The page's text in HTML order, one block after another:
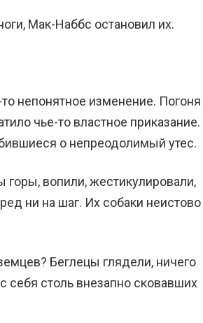
Мак-Наббс остановил их.
непонятное изменение. Погоня
чье-то властное приказание.
о непреодолимый утес.
вопили, жестикулировали,
ни на шаг. Их собаки неистово
Беглецы глядели, ничего
себя столь внезапно сковавших